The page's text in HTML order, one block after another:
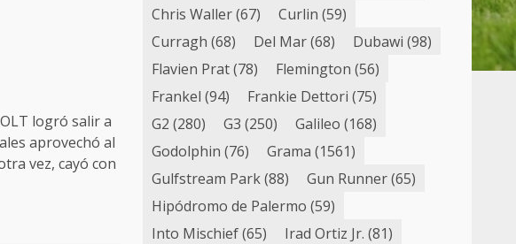
logró salir a
aprovechó al
vez, cayó con
Chris Waller(67) Curlin (59)
Curragh (68) Del Mar(68) Dubawi (98)
Flavien Prat(78) Flemington (56)
Frankel (94) Frankie Dettori (75)
G2 (280) G3 (250) Galileo (168)
Godolphin (76) Grama (1561)
Gulfstream Park(88) Gun Runner(65)
Hipódromo de Palermo (59)
Into Mischief(65) Irad Ortiz Jr. (81)